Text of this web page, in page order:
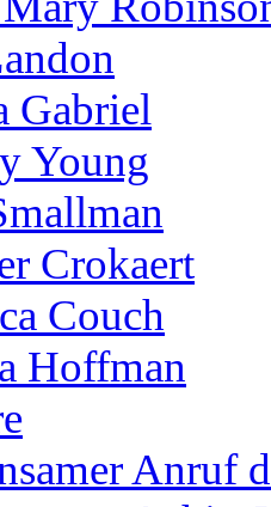
Gabriel
Young
Crokaert
Couch
Hoffman
Anruf